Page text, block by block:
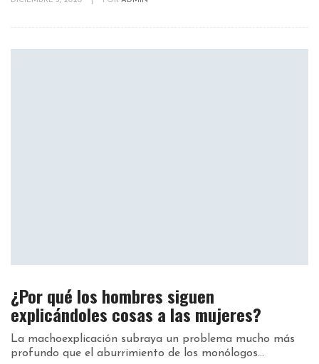
¿Por qué los hombres siguen
explicándoles cosas a las mujeres?
La machoexplicación subraya un problema mucho más
profundo que el aburrimiento de los monólogos...